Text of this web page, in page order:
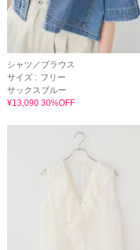
シャツ／ブラウス
サイズ : フリー
サックスブルー
¥13,090 30%OFF